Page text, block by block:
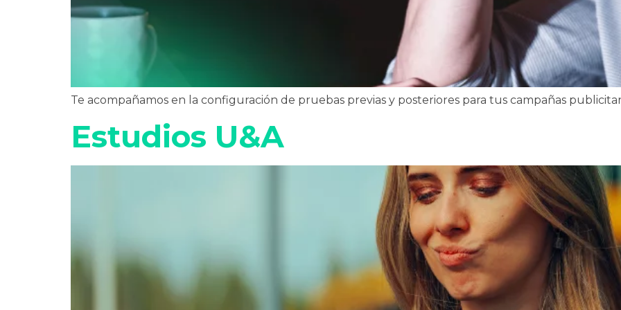
Te acompañamos en la configuración de pruebas previas y posteriores para tus campañas
Estudios U&A